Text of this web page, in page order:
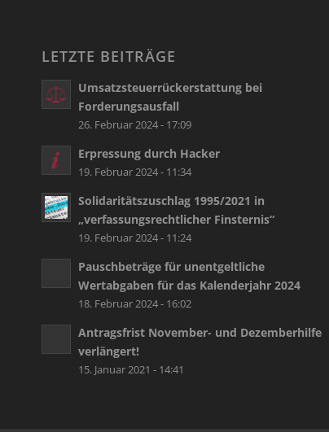
LETZTE BEITRÄGE
Umsatzsteuerrückerstattung bei
Forderungsausfall
26. Februar 2024 - 17:09
Erpressung durch Hacker
19. Februar 2024 - 11:34
Solidaritätszuschlag 1995/2021 in
„verfassungsrechtlicher Finsternis“
19. Februar 2024 - 11:24
Pauschbeträge für unentgeltliche
Wertabgaben für das Kalenderjahr 2024
18. Februar 2024 - 16:02
Antragsfrist November- und Dezemberhilfe
verlängert!
15. Januar 2021 - 14:41